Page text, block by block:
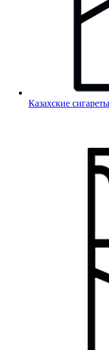
Казахские сигареты